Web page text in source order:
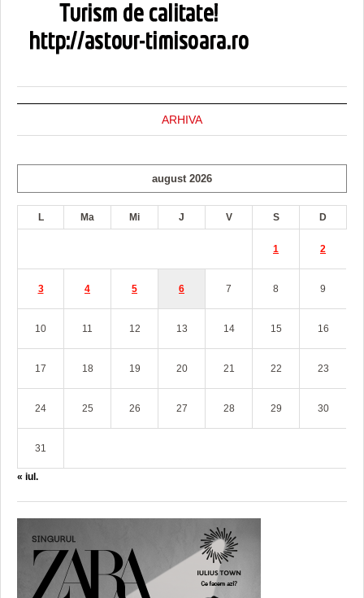
ARHIVA
august 2026
L Ma Mi J V S D
1 2
3 4 5 6 7 8 9
10 11 12 13 14 15 16
17 18 19 20 21 22 23
24 25 26 27 28 29 30
31
« iul.